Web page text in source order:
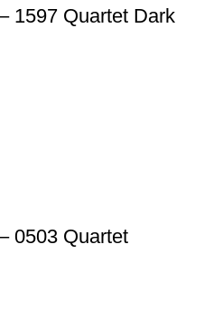
1597 Quartet Dark
0503 Quartet